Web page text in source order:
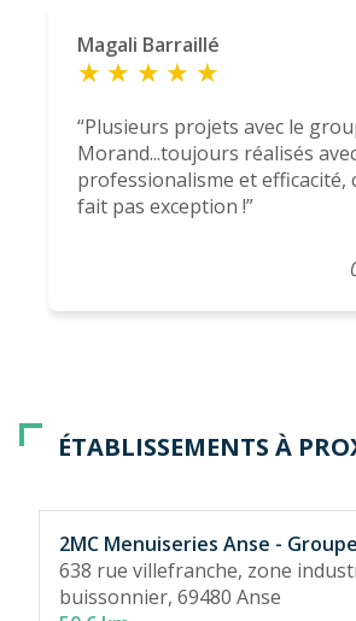
Magali Barraillé
Plusieurs projets avec le
Morand...toujours réalisés
professionalisme et efficacité,
fait pas exception !
ÉTABLISSEMENTS À
2MC Menuiseries Anse -
638 rue villefranche, zone
buissonnier, 69480 Anse